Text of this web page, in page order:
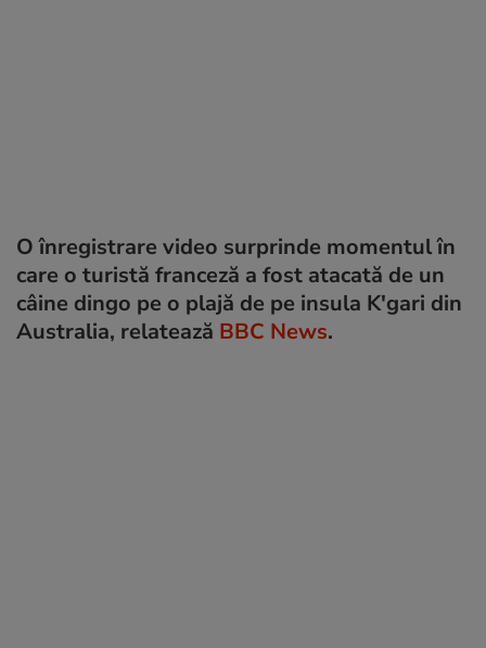
O înregistrare video surprinde momentul în
care o turistă franceză a fost atacată de un
câine dingo pe o plajă de pe insula K'gari din
Australia, relatează BBC News.